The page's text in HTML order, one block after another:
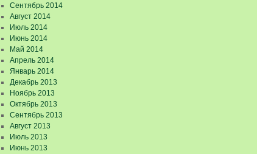
Сентябрь 2014
Август 2014
Июль 2014
Июнь 2014
Май 2014
Апрель 2014
Январь 2014
Декабрь 2013
Ноябрь 2013
Октябрь 2013
Сентябрь 2013
Август 2013
Июль 2013
Июнь 2013